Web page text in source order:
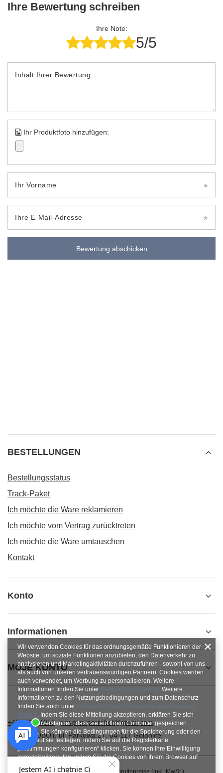
Ihre Bewertung schreiben
Ihre Note:
5/5
Inhalt Ihrer Bewertung
Ihr Produktfoto hinzufügen:
Ihr Vorname
Ihre E-Mail-Adresse
Bewertung abschicken
BESTELLUNGEN
Bestellungsstatus
Track-Paket
Ich möchte die Ware reklamieren
Ich möchte vom Vertrag zurücktreten
Ich möchte die Ware umtauschen
Kontakt
Konto
Informationen
MOJE KONTO
+48784454053 pawel.superrobot@gmail.com
SUPERROBOT,ul. Parkowa 27,64-117Gołanice
Im Shop präsentieren wir die Bruttopreise (inkl. MwSt.).
Wir verwenden Cookies für das ordnungsgemäße Funktionieren der
Website, um soziale Funktionen anzubieten, den Datenverkehr zu
analysieren und Marketingaktivitäten durchzuführen - sowohl von uns
als auch von unseren vertrauenswürdigen Partnern. Cookies werden
auch verwendet, um Werbung zu personalisieren. Weitere
Informationen finden Sie unter Datenschutzhinweise. Weitere
Informationen zu den Nutzungsbedingungen und zum Datenschutz
finden Sie auch unter Datenschutz und Nutzungsbedingungen von
Google. Indem Sie diese Mitteilung akzeptieren, erklären Sie sich
damit einverstanden, dass sie auf Ihrem Computer gespeichert
werden. Sie können die Bedingungen für die Speicherung oder den
Zugriff auf sie festlegen, indem Sie auf die Registerkarte
„Zustimmungen konfigurieren“ klicken. Sie können Ihre Einwilligung
jederzeit widerrufen, indem Sie die Cookies von Ihrem Browser auf
dem jeweiligen Endgerät löschen.